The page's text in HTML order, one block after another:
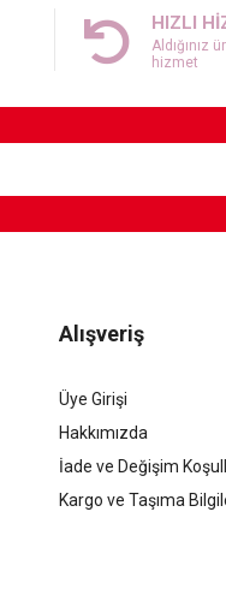
HIZLI
Aldığınız
hizmet
Alışveriş
Üye Girişi
Hakkımızda
İade ve Değişim
Kargo ve Taşıma